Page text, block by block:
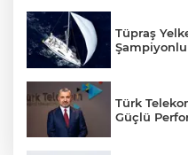
Tüpraş
Türk
Güçlü